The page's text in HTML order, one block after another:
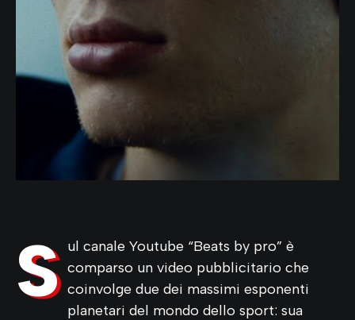
S ul canale Youtube “Beats by pro” è
comparso un video pubblicitario che
coinvolge due dei massimi esponenti
planetari del mondo dello sport: sua